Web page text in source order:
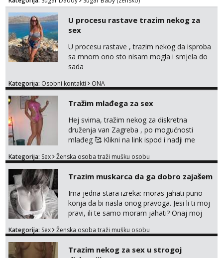
U procesu rastave trazim nekog za
sex
U procesu rastave , trazim nekog da isproba
sa mnom ono sto nisam mogla i smjela do
sada
Kategorija: Osobni kontakti ONA
Tražim mlađega za sex
Hej svima, tražim nekog za diskretna
druženja van Zagreba , po mogućnosti
mlađeg 🥰 Klikni na link ispod i nadji me
Kategorija: Sex Ženska osoba traži mušku osobu
Trazim muskarca da ga dobro zajašem
Ima jedna stara izreka: moras jahati puno
konja da bi nasla onog pravoga. Jesi li ti moj
pravi, ili te samo moram jahati? Onaj moj
na sexdater link i javi mi se tamo....
Kategorija: Sex Ženska osoba traži mušku osobu
Trazim nekog za sex u strogoj